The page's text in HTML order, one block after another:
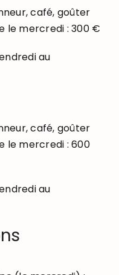
café, goûter
le mercredi : 300 €
au
café, goûter
le mercredi : 600
au